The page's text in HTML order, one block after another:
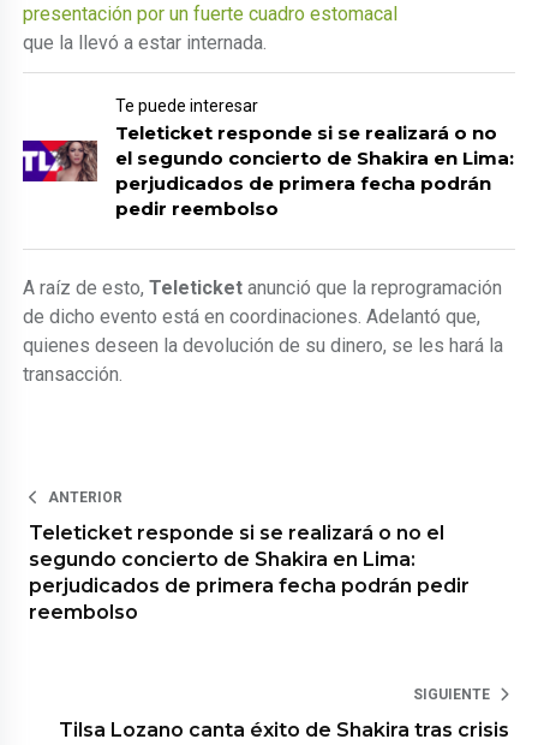
presentación por un fuerte cuadro estomacal
que la llevó a estar internada.
Te puede interesar
Teleticket responde si se realizará o no
el segundo concierto de Shakira en Lima:
perjudicados de primera fecha podrán
pedir reembolso
A raíz de esto,Teleticket anunció que la reprogramación
de dicho evento está en coordinaciones. Adelantó que,
quienes deseen la devolución de su dinero, se les hará la
transacción.
ANTERIOR
Teleticket responde si se realizará o no el
segundo concierto de Shakira en Lima:
perjudicados de primera fecha podrán pedir
reembolso
SIGUIENTE
Tilsa Lozano canta éxito de Shakira tras crisis